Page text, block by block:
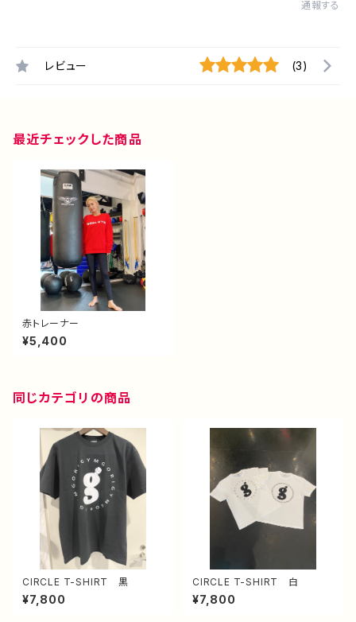
通報する
レビュー (3)
最近チェックした商品
赤トレーナー
¥5,400
同じカテゴリの商品
CIRCLE T-SHIRT 黒
¥7,800
CIRCLE T-SHIRT 白
¥7,800